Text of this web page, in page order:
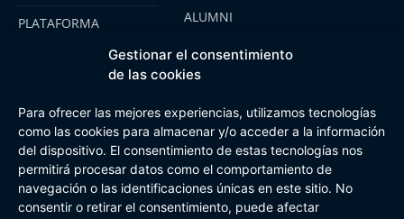
Gestionar el consentimiento
de las cookies
Para ofrecer las mejores experiencias, utilizamos tecnologías
como las cookies para almacenar y/o acceder a la información
del dispositivo. El consentimiento de estas tecnologías nos
permitirá procesar datos como el comportamiento de
navegación o las identificaciones únicas en este sitio. No
consentir o retirar el consentimiento, puede afectar
PLATAFORMA
EMOOTI COLEGIOS
ALUMNI
SENARA SENIOR
FUNDACIÓN SENARA
Aviso Legal Política de cookies
Canal de Información Interna
Buzón Plan Regional